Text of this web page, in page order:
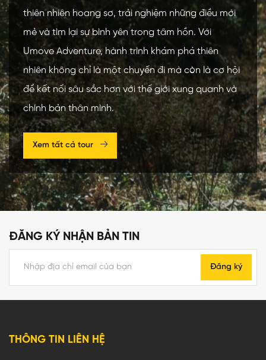
thiên nhiên hoang sơ, trải nghiệm những điều mới
mẻ và tìm lại sự bình yên trong tâm hồn. Với
Umove Adventure, hành trình khám phá thiên
nhiên không chỉ là một chuyến đi mà còn là cơ hội
để kết nối sâu sắc hơn với thế giới xung quanh và
chính bản thân mình.
Xem tất cả tour
ĐĂNG KÝ NHẬN BẢN TIN
Đăng ký
THÔNG TIN LIÊN HỆ